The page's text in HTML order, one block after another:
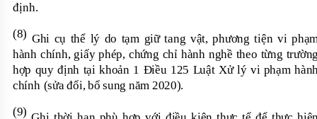
định.
(8) Ghi cụ thể lý do tạm giữ tang vật, phương tiện vi
hành chính, giấy phép, chứng chỉ hành nghề theo từng
hợp quy định tại khoản 1 Điều 125 Luật Xử lý vi phạm
chính (sửa đổi, bổ sung năm 2020).
(9)